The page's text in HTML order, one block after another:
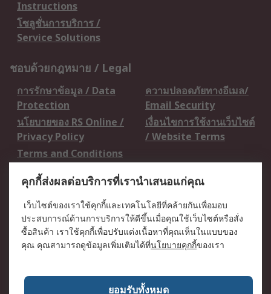
Instructions
โซลูชั่นการบริการ /
Service Solutions
ชอบด้วยกฎหมาย / Legal
การรักษาข้อมูล / Data
Protection
ความปลอดภัยทางอีเมล/
Email Security
นโยบายของ RS Online /
Privacy Policy
เงื่อนไขการใช้งานเว็บไซต์
/ Website Terms
Terms and Conditions
เกี่ยวกับ RS / About RS
RS ทั่วโลก / RS
Worldwide
ข่าวประชาสัมพันธ์ / Press
Centre
บริษัทในเครือ RS /
วิธีการชำระเงิน /
เกี่ยวกับ RS / About RS
อาชีพที่ RS / Careers
คุกกี้ส่งผลต่อบริการที่เรานำเสนอแก่คุณ
เว็บไซต์ของเราใช้คุกกี้และเทคโนโลยีที่คล้ายกันเพื่อมอบ
ประสบการณ์ด้านการบริการให้ดีขึ้นเมื่อคุณใช้เว็บไซต์หรือสั่ง
ซื้อสินค้า เราใช้คุกกี้เพื่อปรับแต่งเนื้อหาที่คุณเห็นในแบบของ
คุณ คุณสามารถดูข้อมูลเพิ่มเติมได้ที่นโยบายคุกกี้ของเรา
ยอมรับทั้งหมด